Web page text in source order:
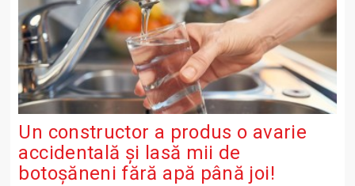
Un constructor a produs o avarie
accidentală și lasă mii de
botoșăneni fără apă până joi!